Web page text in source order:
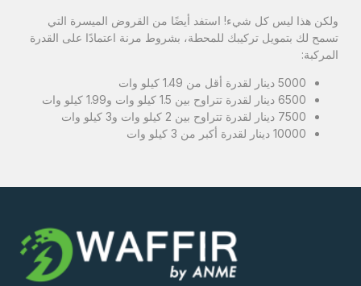
ولكن هذا ليس كل شيء! استفد أيضًا من القروض الميسرة التي
تسمح لك بتمويل تركيبك للمحطة، بشروط مرنة اعتمادًا على القدرة
المركبة:
5000 دينار لقدرة أقل من 1.49 كيلو وات
6500 دينار لقدرة تتراوح بين 1.5 كيلو وات و1.99 كيلو وات
7500 دينار لقدرة تتراوح بين 2 كيلو وات و3 كيلو وات
10000 دينار لقدرة أكبر من 3 كيلو وات